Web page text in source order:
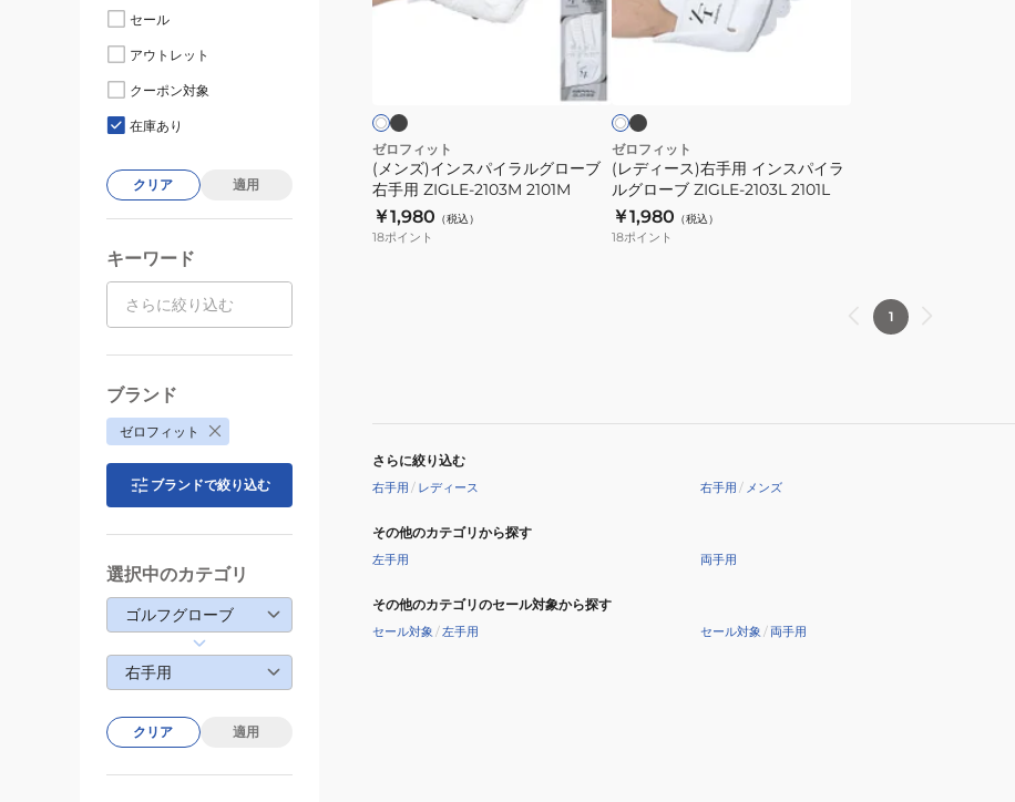
ス
ル
グ
ロ
ー
ブ
ゼロフィット
(メンズ)インスパイラルグローブ
右手用 ZIGLE-2103M 2101M
￥1,980 （税込）
18ポイント
手
ン
ス
パ
イ
ラ
ゼロフィット
(レディース)右手用 インスパイラ
ルグローブ ZIGLE-2103L 2101L
￥1,980 （税込）
18ポイント
1
さらに絞り込む
右手用 / レディース 右手用 / メンズ
その他のカテゴリから探す
左手用 両手用
その他のカテゴリのセール対象から探す
セール対象 /左手用 セール対象 /両手用
セール
アウトレット
クーポン対象
在庫あり
クリア 適用
キーワード
ブランド
ゼロフィット
ブランドで絞り込む
選択中のカテゴリ
ゴルフグローブ
右手用
クリア 適用